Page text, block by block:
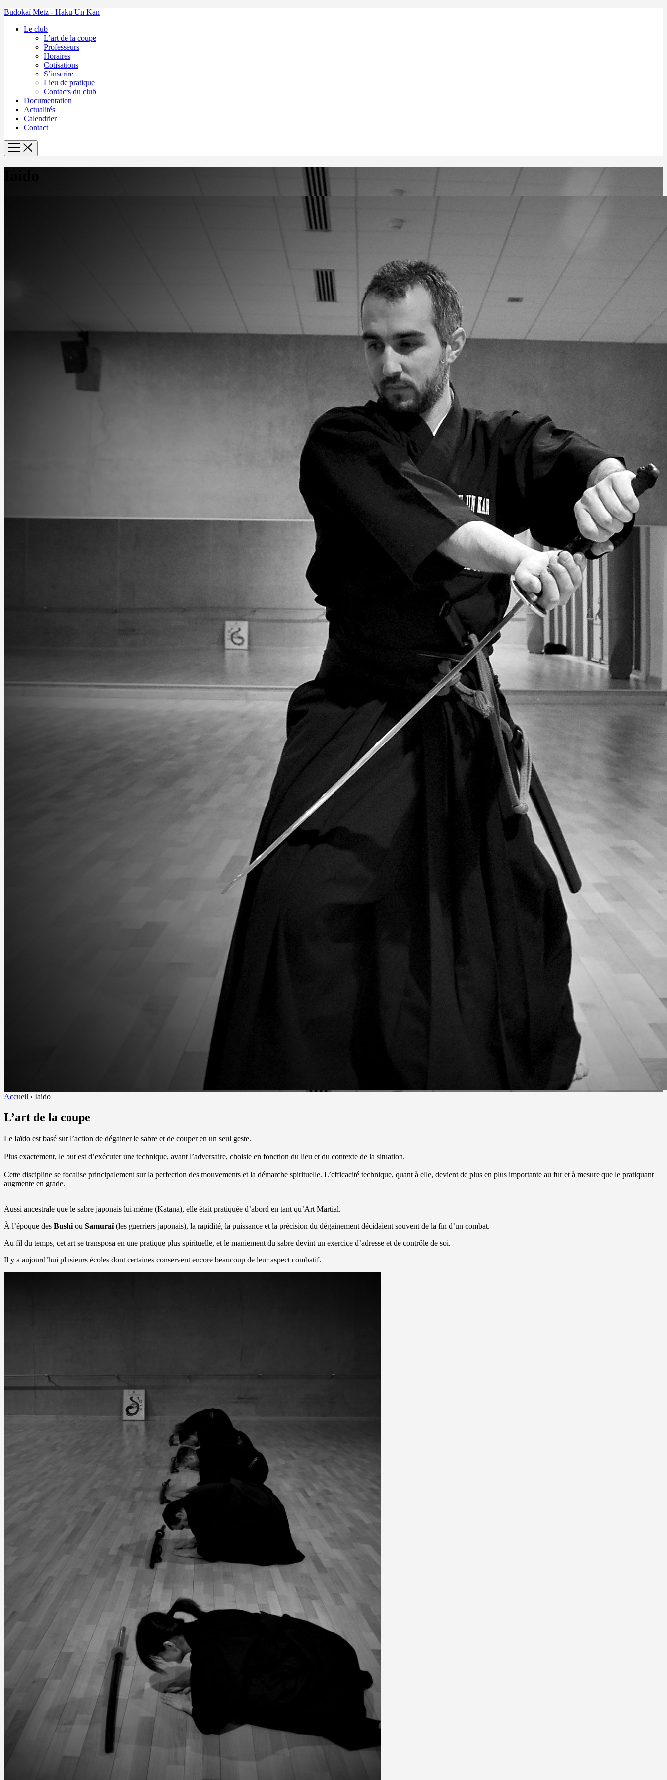
Budokaï Metz - Haku Un Kan
Le club
L’art de la coupe
Professeurs
Horaires
Cotisations
S’inscrire
Lieu de pratique
Contacts du club
Documentation
Actualités
Calendrier
Contact
Accueil › Iaido
L’art de la coupe
Le Iaïdo est basé sur l’action de dégainer le sabre et de couper en un seul geste.
Plus exactement, le but est d’exécuter une technique, avant l’adversaire, choisie en fonction du lieu et du contexte de la situation.
Cette discipline se focalise principalement sur la perfection des mouvements et la démarche spirituelle. L’efficacité technique, quant à elle, devient de plus en plus importante au fur et à mesure que le pratiquant
augmente en grade.
Aussi ancestrale que le sabre japonais lui-même (Katana), elle était pratiquée d’abord en tant qu’Art Martial.
À l’époque des Bushi ou Samuraï(les guerriers japonais), la rapidité, la puissance et la précision du dégainement décidaient souvent de la fin d’un combat.
Au fil du temps, cet art se transposa en une pratique plus spirituelle, et le maniement du sabre devint un exercice d’adresse et de contrôle de soi.
Il y a aujourd’hui plusieurs écoles dont certaines conservent encore beaucoup de leur aspect combatif.